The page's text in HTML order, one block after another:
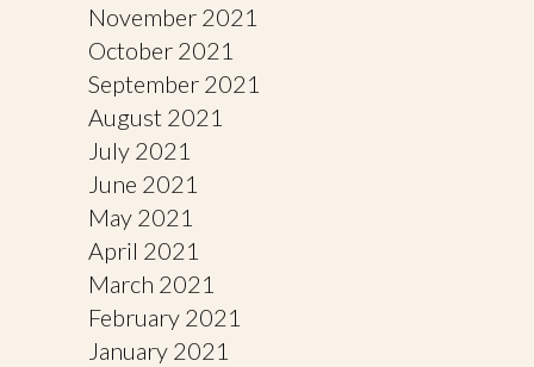
November 2021
October 2021
September 2021
August 2021
July 2021
June 2021
May 2021
April 2021
March 2021
February 2021
January 2021